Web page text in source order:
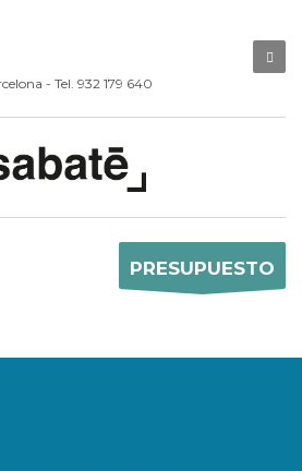
- Tel. 932 179 640
PRESUPUESTO